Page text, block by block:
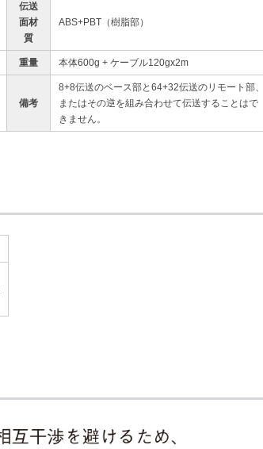
伝送
面材
質
ABS+PBT（樹脂部）
重量 本体600g + ケーブル120gx2m
備考
8+8伝送のベース部と64+32伝送のリモート部、
またはその逆を組み合わせて伝送することはで
きません。